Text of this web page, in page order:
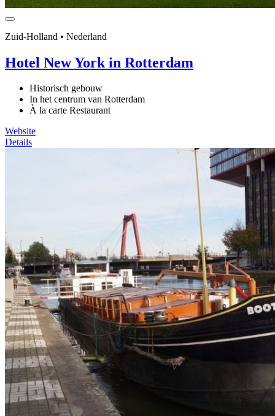
Zuid-Holland • Nederland
Hotel New York in Rotterdam
Historisch gebouw
In het centrum van Rotterdam
À la carte Restaurant
Website
Details